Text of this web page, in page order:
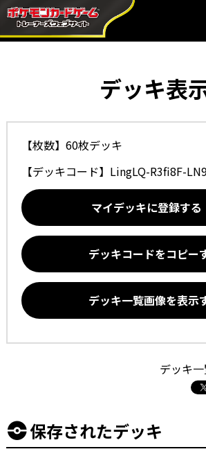
デッキ表
【枚数】60枚デッキ
【デッキコード】 LingLQ-R3fi8F-
マイデッキに登録する
デッキコードをコピー
デッキ一覧画像を表示
デッキ
保存されたデッキ